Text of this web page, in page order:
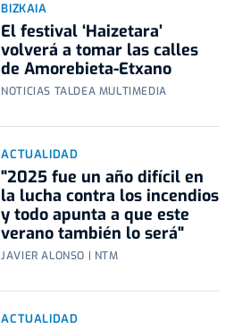
BIZKAIA
El festival ‘Haizetara’
volverá a tomar las calles
de Amorebieta-Etxano
NOTICIAS TALDEA MULTIMEDIA
ACTUALIDAD
"2025 fue un año difícil en
la lucha contra los incendios
y todo apunta a que este
verano también lo será"
JAVIER ALONSO | NTM
ACTUALIDAD